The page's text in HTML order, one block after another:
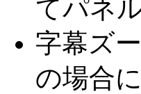
てパネ
字幕ズ
の場合